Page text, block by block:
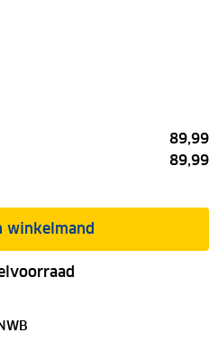
89,99
89,99
winkelmand